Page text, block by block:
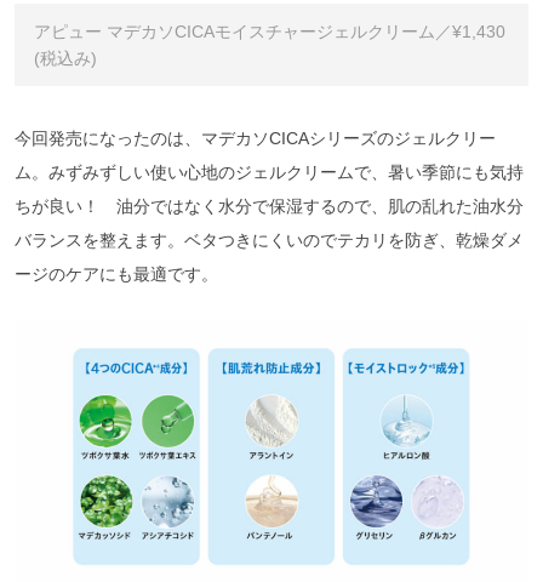
アピュー マデカソCICAモイスチャージェルクリーム／¥1,430
(税込み)
今回発売になったのは、マデカソCICAシリーズのジェルクリー
ム。みずみずしい使い心地のジェルクリームで、暑い季節にも気持
ちが良い！ 油分ではなく水分で保湿するので、肌の乱れた油水分
バランスを整えます。ベタつきにくいのでテカリを防ぎ、乾燥ダメ
ージのケアにも最適です。